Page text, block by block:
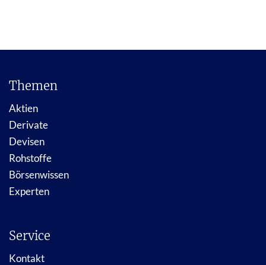
Themen
Aktien
Derivate
Devisen
Rohstoffe
Börsenwissen
Experten
Service
Kontakt